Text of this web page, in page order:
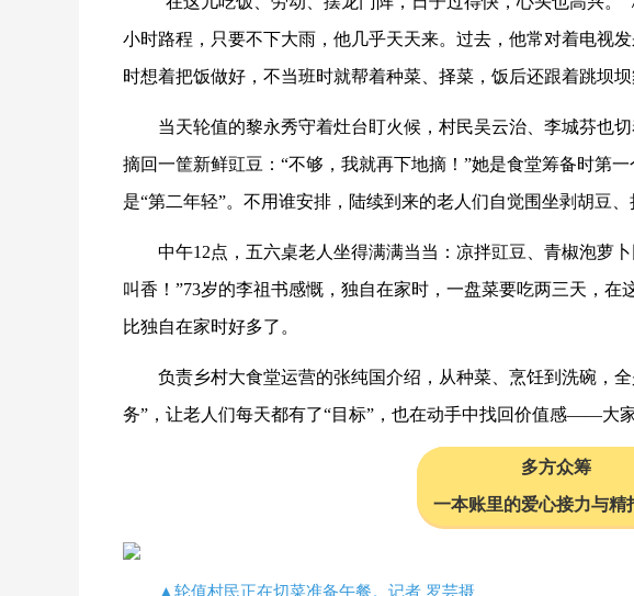
小时路程，只要不下大雨，他几乎天天来。过去，他常对着电视
时想着把饭做好，不当班时就帮着种菜、择菜，饭后还跟着跳坝坝
当天轮值的黎永秀守着灶台盯火候，村民吴云治、李城芬也
摘回一筐新鲜豇豆：“不够，我就再下地摘！”她是食堂筹备时第
是“第二年轻”。不用谁安排，陆续到来的老人们自觉围坐剥胡豆、
中午12点，五六桌老人坐得满满当当：凉拌豇豆、青椒泡萝
叫香！”73岁的李祖书感慨，独自在家时，一盘菜要吃两三天，在
比独自在家时好多了。
负责乡村大食堂运营的张纯国介绍，从种菜、烹饪到洗碗，
务”，让老人们每天都有了“目标”，也在动手中找回价值感——大
多方众筹
一本账里的爱心接力与精
▲轮值村民正在切菜准备午餐。记者 罗芸摄